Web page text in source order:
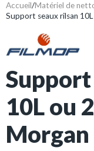
Accueil/Matériel de
Support seaux rilsan
10L ou